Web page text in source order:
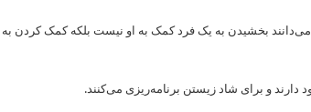
بخشیدن به یک فرد کمک به او نیست بلکه کمک کردن به